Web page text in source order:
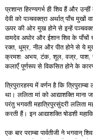
प्रशान्त हिरण्यगर्भ ही शिव हैं और
देवी को पञ्चवक्त्रा अर्थात् पाँच मुखों
ऊपर की ओर मुख होने से इन्हें
वामदेव अघोर और ईशान शिव के
रक्त, धूम्र, नील और पीत होने से ये
क्रमश: अभय, टंक, शूल, वज्र, पाश,
कलाएँ पूर्णरूप से विकसित होने के कारण
त्रिपुरारहस्य में वर्णन है कि
था। ललिता मां को आद्याशक्ति माना
परंतु भगवती महात्रिपुरसुंदरी ललिता
करती हैं। इन आद्याशक्ति षोडशी
एक बार पराम्बा पार्वतीजी ने भगवान्